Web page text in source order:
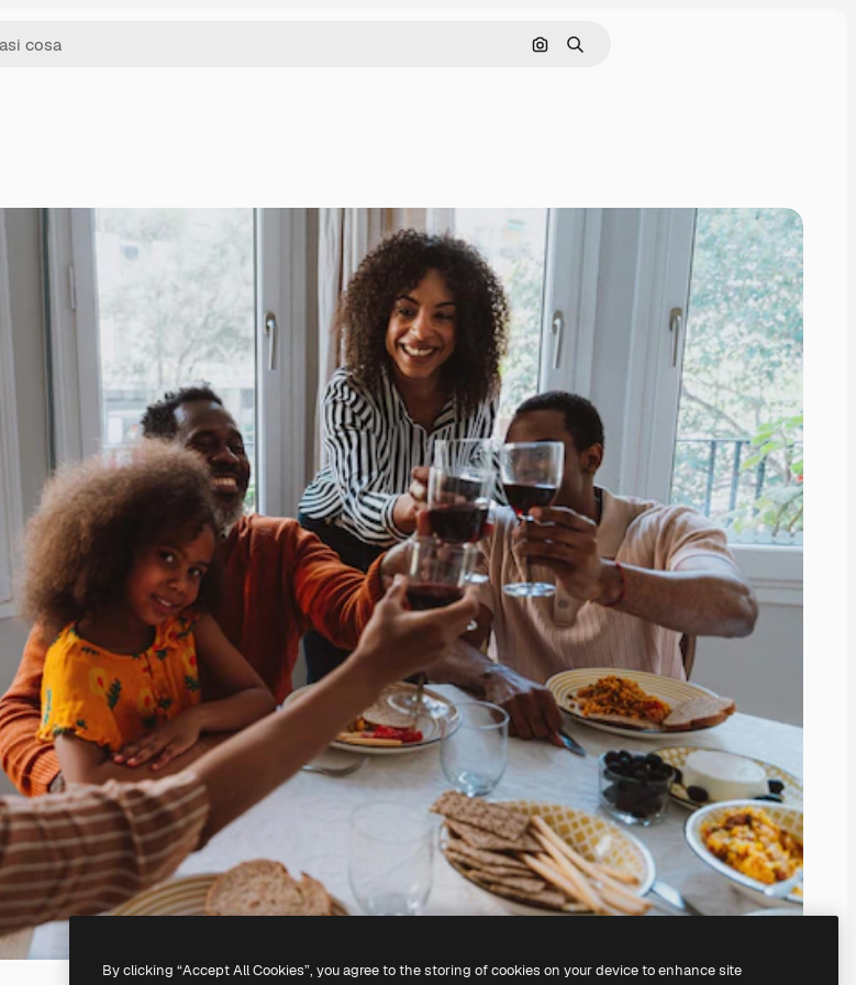
Cerca per immagine
Ricerca
By clicking “Accept All Cookies”, you agree to the storing of cookies on your device to enhance site